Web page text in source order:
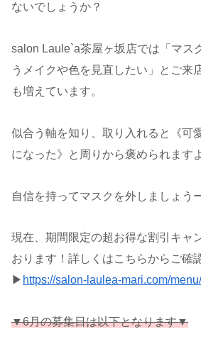
ないでしょうか？
salon Laule`a茶屋ヶ坂店では「マス
うメイクや色を見直したい」とご来
も増えています。
似合う軸を知り、取り入れると《可
になった》と周りから褒められます
自信を持ってマスクを外しましょう
現在、期間限定の超お得な割引キャ
おります！詳しくはこちらからご確
▶︎ https://salon-laulea-mari.com/menu/
▼6月の募集日は以下となります▼